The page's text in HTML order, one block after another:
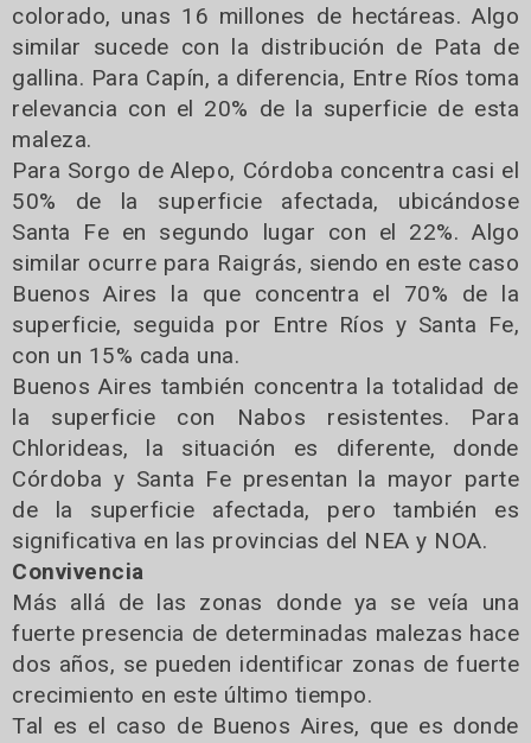
colorado, unas 16 millones de hectáreas. Algo
similar sucede con la distribución de Pata de
gallina. Para Capín, a diferencia, Entre Ríos toma
relevancia con el 20% de la superficie de esta
maleza.
Para Sorgo de Alepo, Córdoba concentra casi el
50% de la superficie afectada, ubicándose
Santa Fe en segundo lugar con el 22%. Algo
similar ocurre para Raigrás, siendo en este caso
Buenos Aires la que concentra el 70% de la
superficie, seguida por Entre Ríos y Santa Fe,
con un 15% cada una.
Buenos Aires también concentra la totalidad de
la superficie con Nabos resistentes. Para
Chlorideas, la situación es diferente, donde
Córdoba y Santa Fe presentan la mayor parte
de la superficie afectada, pero también es
significativa en las provincias del NEA y NOA.
Convivencia
Más allá de las zonas donde ya se veía una
fuerte presencia de determinadas malezas hace
dos años, se pueden identificar zonas de fuerte
crecimiento en este último tiempo.
Tal es el caso de Buenos Aires, que es donde